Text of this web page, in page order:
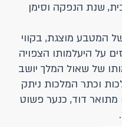
שנת הנפקה וסימן
המטבע מוצגת, בקווי
על היעלמותו הצפויה
של שאול המלך יושב
וכתר המלכות ניתק
מתואר דוד, כנער פשוט